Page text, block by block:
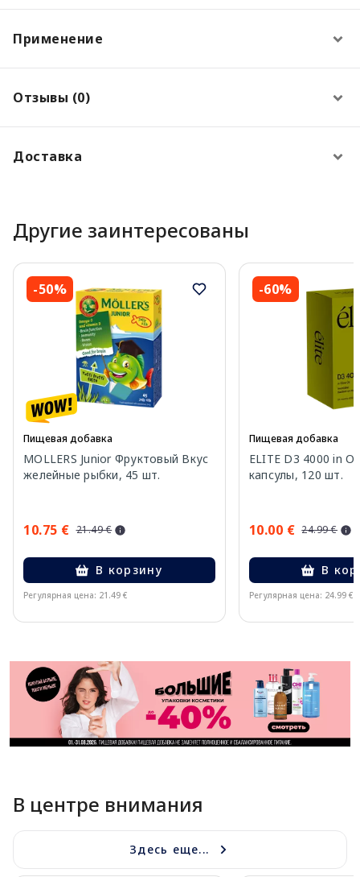
Применение
Отзывы (0)
Доставка
Другие заинтересованы
-50%
Пищевая добавка
MOLLERS Junior Фруктовый Вкус
желейные рыбки, 45 шт.
10.75 € 21.49 €
В корзину
Регулярная цена: 21.49 €
-60%
Пищевая добавка
ELITE D3 4000 in
капсулы, 120 шт.
10.00 € 24.99 €
В
Регулярная цена: 24.99 €
В центре внимания
Здесь еще...